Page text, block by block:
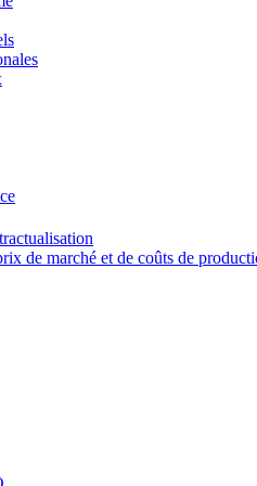
de marché et de coûts de